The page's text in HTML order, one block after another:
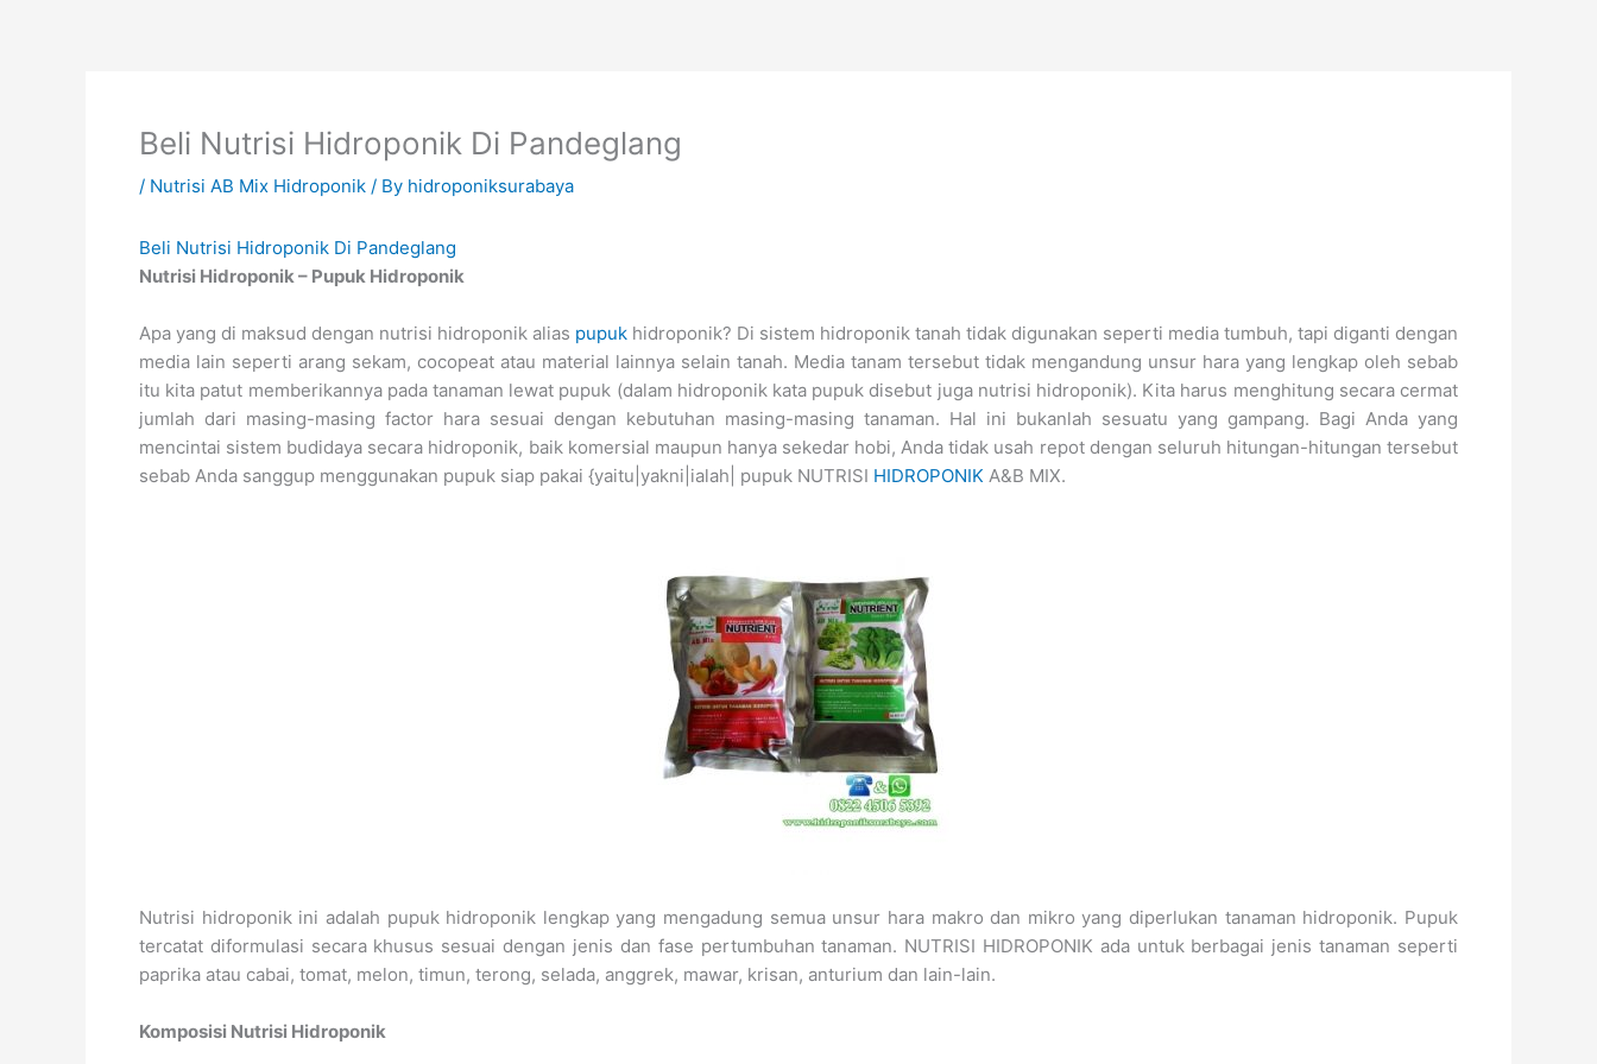
Beli Nutrisi Hidroponik Di Pandeglang
/ Nutrisi AB Mix Hidroponik / By hidroponiksurabaya
Beli Nutrisi Hidroponik Di Pandeglang
Nutrisi Hidroponik – Pupuk Hidroponik
Apa yang di maksud dengan nutrisi hidroponik alias pupuk hidroponik? Di sistem hidroponik tanah tidak digunakan seperti media tumbuh, tapi diganti dengan
media lain seperti arang sekam, cocopeat atau material lainnya selain tanah. Media tanam tersebut tidak mengandung unsur hara yang lengkap oleh sebab
itu kita patut memberikannya pada tanaman lewat pupuk (dalam hidroponik kata pupuk disebut juga nutrisi hidroponik). Kita harus menghitung secara cermat
jumlah dari masing-masing factor hara sesuai dengan kebutuhan masing-masing tanaman. Hal ini bukanlah sesuatu yang gampang. Bagi Anda yang
mencintai sistem budidaya secara hidroponik, baik komersial maupun hanya sekedar hobi, Anda tidak usah repot dengan seluruh hitungan-hitungan tersebut
sebab Anda sanggup menggunakan pupuk siap pakai {yaitu|yakni|ialah| pupuk NUTRISI HIDROPONIK A&B MIX.
Nutrisi hidroponik ini adalah pupuk hidroponik lengkap yang mengadung semua unsur hara makro dan mikro yang diperlukan tanaman hidroponik. Pupuk
tercatat diformulasi secara khusus sesuai dengan jenis dan fase pertumbuhan tanaman. NUTRISI HIDROPONIK ada untuk berbagai jenis tanaman seperti
paprika atau cabai, tomat, melon, timun, terong, selada, anggrek, mawar, krisan, anturium dan lain-lain.
Komposisi Nutrisi Hidroponik